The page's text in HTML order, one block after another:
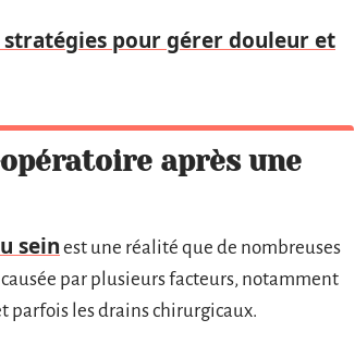
stratégies pour gérer douleur et
après une
sein est une réalité que de nombreuses
par plusieurs facteurs, notamment
parfois les drains chirurgicaux.